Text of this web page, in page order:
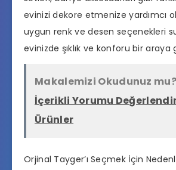
evinizi dekore etmenize yardımcı
uygun renk ve desen seçenekleri
evinizde şıklık ve konforu bir araya
Makalemizi Okudunuz mu?
İçerikli Yorumu
Ürünler
Orjinal Tayger’ı Seçmek İçin